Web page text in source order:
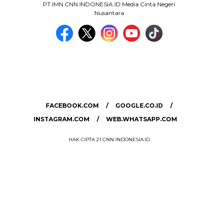
PT.IMN CNN INDONESIA.ID Media Cinta Negeri
Nusantara
FACEBOOK.COM
GOOGLE.CO.ID
INSTAGRAM.COM
WEB.WHATSAPP.COM
HAK CIPTA 21 CNN INDONESIA.ID